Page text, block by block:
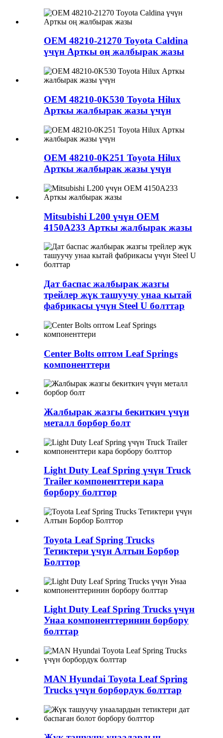
OEM 48210-21270 Toyota Caldina
үчүн Арткы оң жалбырак жазы
OEM 48210-0K530 Toyota Hilux
Арткы жалбырак жазы үчүн
OEM 48210-0K251 Toyota Hilux
Арткы жалбырак жазы үчүн
Mitsubishi L200 үчүн OEM
4150A233 Арткы жалбырак жазы
Дат баспас жалбырак жазгы
трейлер жүк ташуучу унаа кытай
фабрикасы үчүн Steel U болттар
Center Bolts оптом Leaf Springs
компоненттери
Жалбырак жазгы бекиткич үчүн
металл борбор болт
Light Duty Leaf Spring үчүн Truck
Trailer компоненттери кара
борбору болттор
Toyota Leaf Spring Trucks
Тетиктери үчүн Алтын Борбор
Болттор
Light Duty Leaf Spring Trucks үчүн
Унаа компоненттеринин борбору
болттар
MAN Hyundai Toyota Leaf Spring
Trucks үчүн борбордук болттар